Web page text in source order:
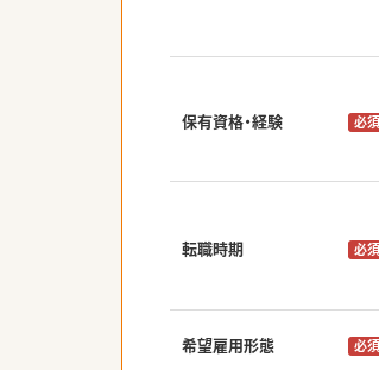
保有資格・経験 必須
転職時期 必須
希望雇用形態 必須